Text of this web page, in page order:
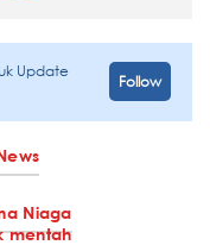
Update
Follow
Niaga
mentah